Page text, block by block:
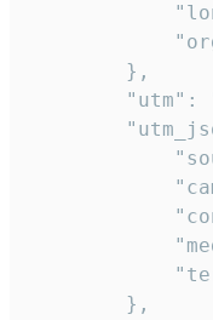
        },
"utm":
        },